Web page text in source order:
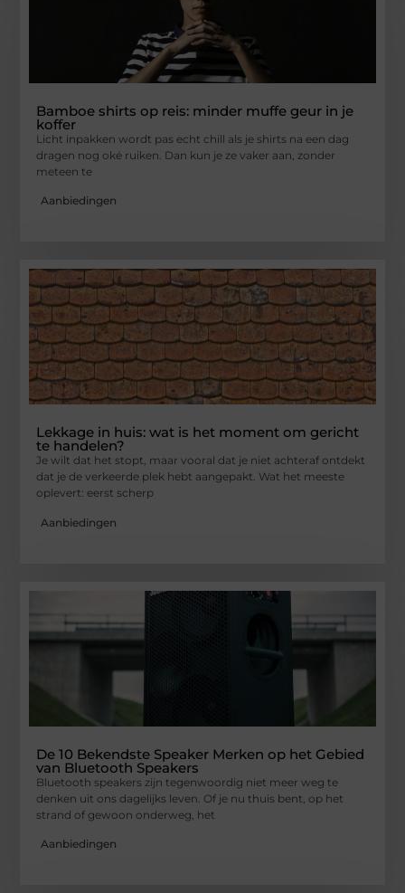
Bamboe shirts op reis: minder muffe geur in je
koffer
Licht inpakken wordt pas echt chill als je shirts na een dag
dragen nog oké ruiken. Dan kun je ze vaker aan, zonder
meteen te
Aanbiedingen
Lekkage in huis: wat is het moment om gericht
te handelen?
Je wilt dat het stopt, maar vooral dat je niet achteraf ontdekt
dat je de verkeerde plek hebt aangepakt. Wat het meeste
oplevert: eerst scherp
Aanbiedingen
De 10 Bekendste Speaker Merken op het Gebied
van Bluetooth Speakers
Bluetooth speakers zijn tegenwoordig niet meer weg te
denken uit ons dagelijks leven. Of je nu thuis bent, op het
strand of gewoon onderweg, het
Aanbiedingen